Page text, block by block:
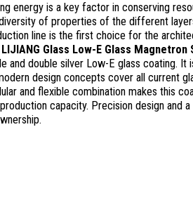
energy is a key factor in conserving
of properties of the different
line is the first choice for the
LIJIANG Glass Low-E Glass
and double silver Low-E glass coating. It
design concepts cover all current
and flexible combination makes this
capacity. Precision design and